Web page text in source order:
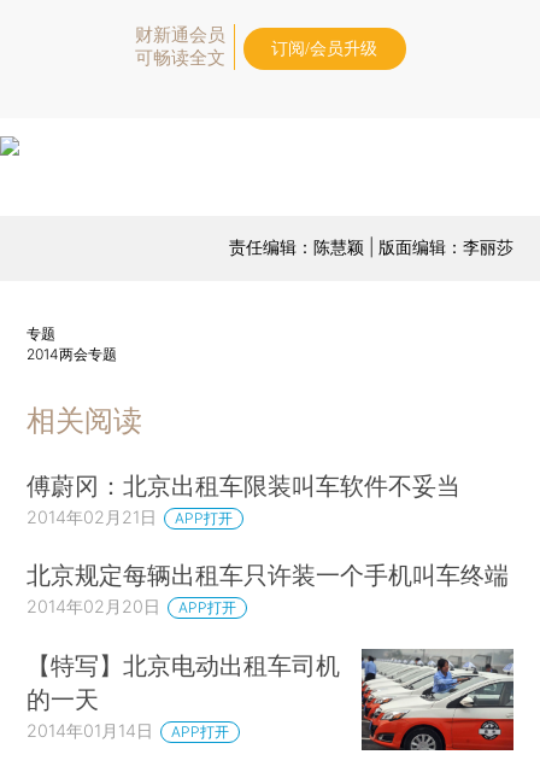
财新通会员
可畅读全文
订阅/会员升级
责任编辑：陈慧颖 | 版面编辑：李丽莎
专题
2014两会专题
相关阅读
傅蔚冈：北京出租车限装叫车软件不妥当
2014年02月21日 APP打开
北京规定每辆出租车只许装一个手机叫车终端
2014年02月20日 APP打开
【特写】北京电动出租车司机
的一天
2014年01月14日 APP打开